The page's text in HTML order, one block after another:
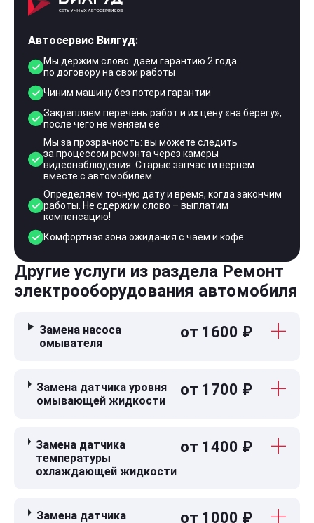
Автосервис Вилгуд:
Мы держим слово: даем гарантию 2 года
по договору на свои работы
Чиним машину без потери гарантии
Закрепляем перечень работ и их цену «на берегу»,
после чего не меняем ее
Мы за прозрачность: вы можете следить
за процессом ремонта через камеры
видеонаблюдения. Старые запчасти вернем
вместе с автомобилем.
Определяем точную дату и время, когда закончим
работы. Не сдержим слово – выплатим
компенсацию!
Комфортная зона ожидания с чаем и кофе
Другие услуги из раздела Ремонт
электрооборудования автомобиля
Замена насоса
омывателя
от 1600 ₽
Замена датчика уровня
омывающей жидкости
от 1700 ₽
Замена датчика
температуры
охлаждающей жидкости
от 1400 ₽
Замена датчика
от 1000 ₽